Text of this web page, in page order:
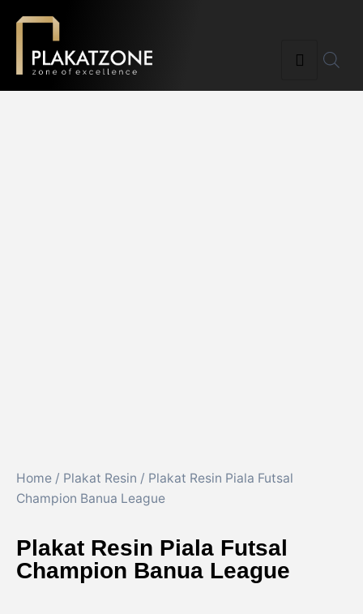
Home / Plakat Resin / Plakat Resin Piala Futsal
Champion Banua League
Plakat Resin Piala Futsal
Champion Banua League